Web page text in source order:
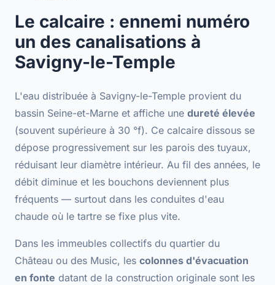
Le calcaire : ennemi numéro
un des canalisations à
Savigny-le-Temple
L'eau distribuée à Savigny-le-Temple provient du
bassin Seine-et-Marne et affiche une dureté élevée
(souvent supérieure à 30 °f). Ce calcaire dissous se
dépose progressivement sur les parois des tuyaux,
réduisant leur diamètre intérieur. Au fil des années, le
débit diminue et les bouchons deviennent plus
fréquents — surtout dans les conduites d'eau
chaude où le tartre se fixe plus vite.
Dans les immeubles collectifs du quartier du
Château ou des Music, les colonnes d'évacuation
en fonte datant de la construction originale sont les